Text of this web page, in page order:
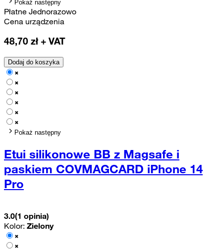
Pokaż następny
Płatne Jednorazowo
Cena urządzenia
48,70 zł + VAT
Dodaj do koszyka
Pokaż następny
Etui silikonowe BB z Magsafe i
paskiem COVMAGCARD iPhone 14
Pro
3.0(1 opinia)
Kolor: Zielony